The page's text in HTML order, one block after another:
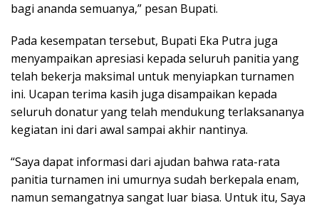
bagi ananda semuanya,” pesan Bupati.
Pada kesempatan tersebut, Bupati Eka Putra juga
menyampaikan apresiasi kepada seluruh panitia yang
telah bekerja maksimal untuk menyiapkan turnamen
ini. Ucapan terima kasih juga disampaikan kepada
seluruh donatur yang telah mendukung terlaksananya
kegiatan ini dari awal sampai akhir nantinya.
“Saya dapat informasi dari ajudan bahwa rata-rata
panitia turnamen ini umurnya sudah berkepala enam,
namun semangatnya sangat luar biasa. Untuk itu, Saya